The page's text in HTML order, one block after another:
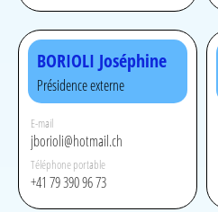
BORIOLI Joséphine
Présidence externe
E-mail
jborioli@hotmail.ch
Téléphone portable
+41 79 390 96 73